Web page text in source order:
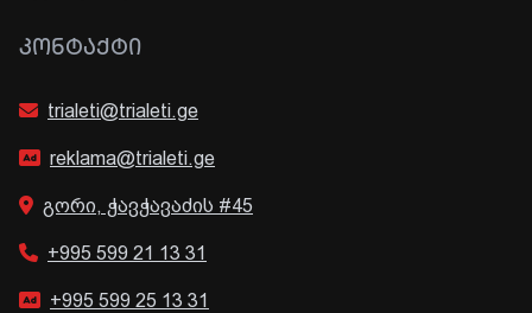
ᲙᲝᲜᲢᲐᲥᲢᲘ
trialeti@trialeti.ge
reklama@trialeti.ge
გორი, ჭავჭავაძის #45
+995 599 21 13 31
+995 599 25 13 31